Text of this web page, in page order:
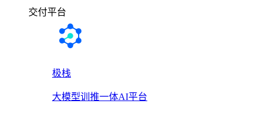
交付平台
极栈
大模型训推一体AI平台